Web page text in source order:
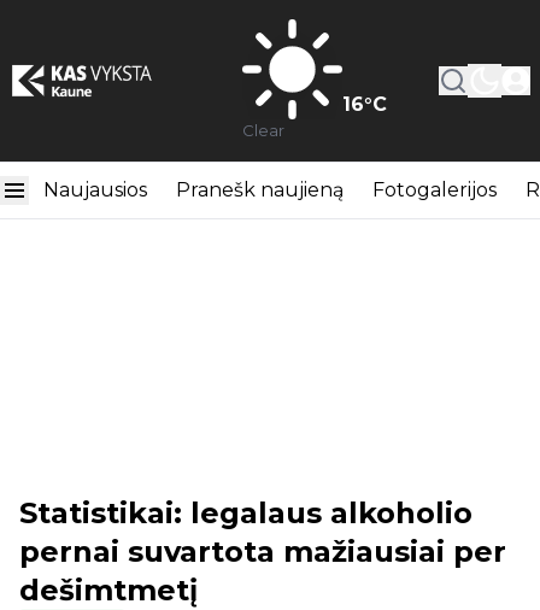
16°C
Clear
Naujausios Pranešk naujieną Fotogalerijos
Statistikai: legalaus alkoholio
pernai suvartota mažiausiai per
dešimtmetį